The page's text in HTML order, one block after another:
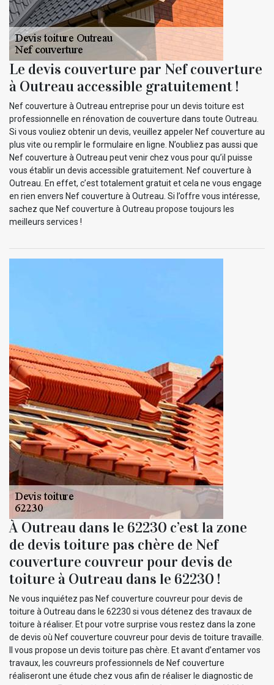
Le devis couverture par Nef couverture
à Outreau accessible gratuitement !
Nef couverture à Outreau entreprise pour un devis toiture est
professionnelle en rénovation de couverture dans toute Outreau.
Si vous vouliez obtenir un devis, veuillez appeler Nef couverture au
plus vite ou remplir le formulaire en ligne. N’oubliez pas aussi que
Nef couverture à Outreau peut venir chez vous pour qu’il puisse
vous établir un devis accessible gratuitement. Nef couverture à
Outreau. En effet, c’est totalement gratuit et cela ne vous engage
en rien envers Nef couverture à Outreau. Si l’offre vous intéresse,
sachez que Nef couverture à Outreau propose toujours les
meilleurs services !
À Outreau dans le 62230 c’est la zone
de devis toiture pas chère de Nef
couverture couvreur pour devis de
toiture à Outreau dans le 62230 !
Ne vous inquiétez pas Nef couverture couvreur pour devis de
toiture à Outreau dans le 62230 si vous détenez des travaux de
toiture à réaliser. Et pour votre surprise vous restez dans la zone
de devis où Nef couverture couvreur pour devis de toiture travaille.
Il vous propose un devis toiture pas chère. Et avant d’entamer vos
travaux, les couvreurs professionnels de Nef couverture
réaliseront une étude chez vous afin de réaliser le diagnostic de